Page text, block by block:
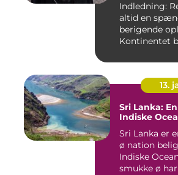
Indledning:
altid en
berigende
Kontinentet
13.
Sri Lanka:
Indiske
Sri Lanka er
ø nation
Indiske
smukke ø